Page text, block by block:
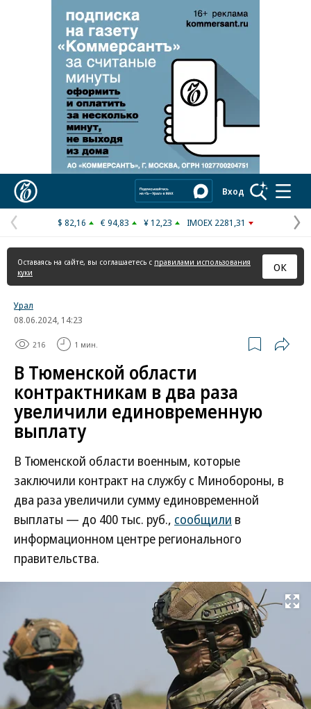
Реклама в «Ъ» www.kommersant.ru/ad
Вход
Предыдущая
страница
$ 82,16 € 94,83 ¥ 12,23 IMOEX 2281,31
Оставаясь на сайте, вы соглашаетесь с правилами использования
куки
ОК
Урал
08.06.2024, 14:23
216 1 мин.
В Тюменской области
контрактникам в два раза
увеличили единовременную
выплату
В Тюменской области военным, которые
заключили контракт на службу с Минобороны, в
два раза увеличили сумму единовременной
выплаты — до 400 тыс. руб., сообщили в
информационном центре регионального
правительства.
Развернуть